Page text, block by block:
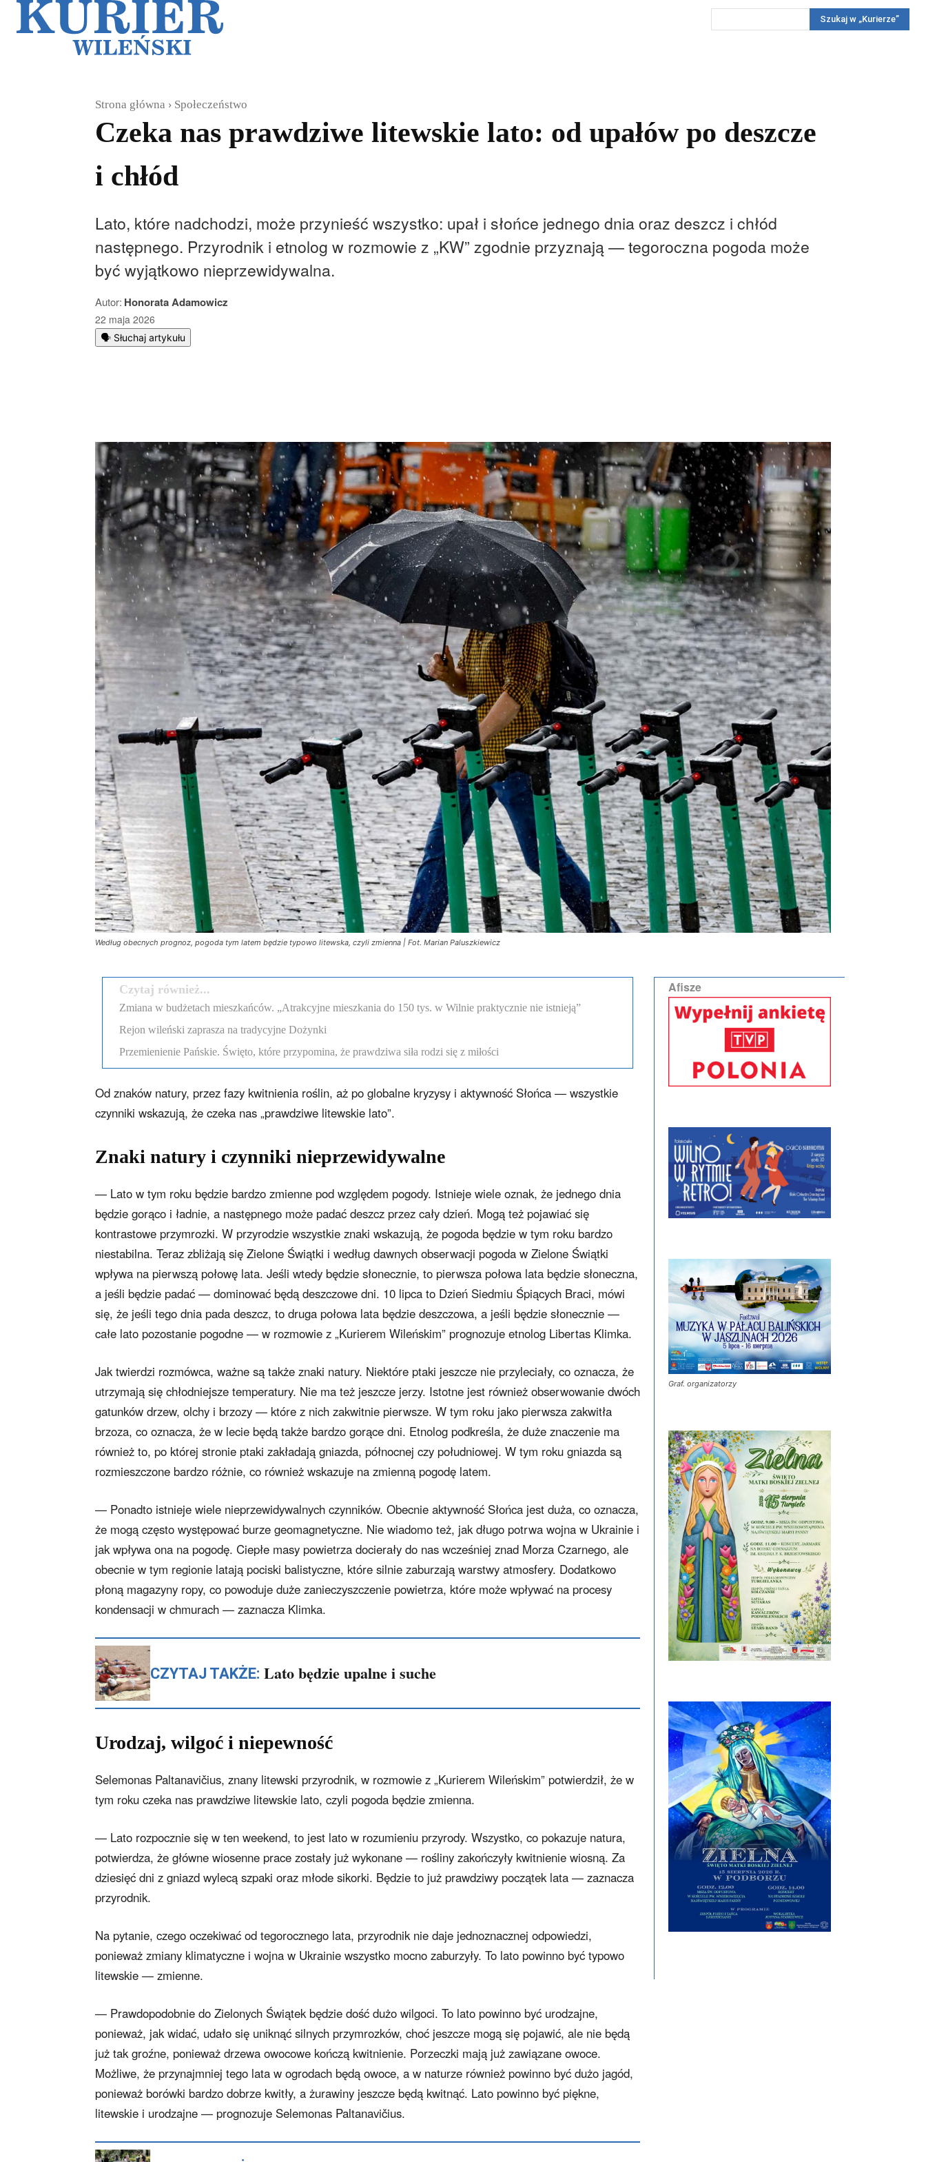
Reportaż KonkursyWięcej
Szukaj w „Kurierze”
Strona główna Społeczeństwo
Czeka nas prawdziwe litewskie lato: od upałów po deszcze
i chłód
Lato, które nadchodzi, może przynieść wszystko: upał i słońce jednego dnia oraz deszcz i chłód
następnego. Przyrodnik i etnolog w rozmowie z „KW” zgodnie przyznają — tegoroczna pogoda może
być wyjątkowo nieprzewidywalna.
Autor: Honorata Adamowicz
22 maja 2026
🗣️ Słuchaj artykułu
Według obecnych prognoz, pogoda tym latem będzie typowo litewska, czyli zmienna | Fot. Marian Paluszkiewicz
Czytaj również...
Zmiana w budżetach mieszkańców. „Atrakcyjne mieszkania do 150 tys. w Wilnie praktycznie nie istnieją”
Rejon wileński zaprasza na tradycyjne Dożynki
Przemienienie Pańskie. Święto, które przypomina, że prawdziwa siła rodzi się z miłości
Od znaków natury, przez fazy kwitnienia roślin, aż po globalne kryzysy i aktywność Słońca — wszystkie
czynniki wskazują, że czeka nas „prawdziwe litewskie lato”.
Znaki natury i czynniki nieprzewidywalne
— Lato w tym roku będzie bardzo zmienne pod względem pogody. Istnieje wiele oznak, że jednego dnia
będzie gorąco i ładnie, a następnego może padać deszcz przez cały dzień. Mogą też pojawiać się
kontrastowe przymrozki. W przyrodzie wszystkie znaki wskazują, że pogoda będzie w tym roku bardzo
niestabilna. Teraz zbliżają się Zielone Świątki i według dawnych obserwacji pogoda w Zielone Świątki
wpływa na pierwszą połowę lata. Jeśli wtedy będzie słonecznie, to pierwsza połowa lata będzie słoneczna,
a jeśli będzie padać — dominować będą deszczowe dni. 10 lipca to Dzień Siedmiu Śpiących Braci, mówi
się, że jeśli tego dnia pada deszcz, to druga połowa lata będzie deszczowa, a jeśli będzie słonecznie —
całe lato pozostanie pogodne — w rozmowie z „Kurierem Wileńskim” prognozuje etnolog Libertas Klimka.
Jak twierdzi rozmówca, ważne są także znaki natury. Niektóre ptaki jeszcze nie przyleciały, co oznacza, że
utrzymają się chłodniejsze temperatury. Nie ma też jeszcze jerzy. Istotne jest również obserwowanie dwóch
gatunków drzew, olchy i brzozy — które z nich zakwitnie pierwsze. W tym roku jako pierwsza zakwitła
brzoza, co oznacza, że w lecie będą także bardzo gorące dni. Etnolog podkreśla, że duże znaczenie ma
również to, po której stronie ptaki zakładają gniazda, północnej czy południowej. W tym roku gniazda są
rozmieszczone bardzo różnie, co również wskazuje na zmienną pogodę latem.
— Ponadto istnieje wiele nieprzewidywalnych czynników. Obecnie aktywność Słońca jest duża, co oznacza,
że mogą często występować burze geomagnetyczne. Nie wiadomo też, jak długo potrwa wojna w Ukrainie i
jak wpływa ona na pogodę. Ciepłe masy powietrza docierały do nas wcześniej znad Morza Czarnego, ale
obecnie w tym regionie latają pociski balistyczne, które silnie zaburzają warstwy atmosfery. Dodatkowo
płoną magazyny ropy, co powoduje duże zanieczyszczenie powietrza, które może wpływać na procesy
kondensacji w chmurach — zaznacza Klimka.
CZYTAJ TAKŻE: Lato będzie upalne i suche
Urodzaj, wilgoć i niepewność
Selemonas Paltanavičius, znany litewski przyrodnik, w rozmowie z „Kurierem Wileńskim” potwierdził, że w
tym roku czeka nas prawdziwe litewskie lato, czyli pogoda będzie zmienna.
— Lato rozpocznie się w ten weekend, to jest lato w rozumieniu przyrody. Wszystko, co pokazuje natura,
potwierdza, że główne wiosenne prace zostały już wykonane — rośliny zakończyły kwitnienie wiosną. Za
dziesięć dni z gniazd wylecą szpaki oraz młode sikorki. Będzie to już prawdziwy początek lata — zaznacza
przyrodnik.
Na pytanie, czego oczekiwać od tegorocznego lata, przyrodnik nie daje jednoznacznej odpowiedzi,
ponieważ zmiany klimatyczne i wojna w Ukrainie wszystko mocno zaburzyły. To lato powinno być typowo
litewskie — zmienne.
— Prawdopodobnie do Zielonych Świątek będzie dość dużo wilgoci. To lato powinno być urodzajne,
ponieważ, jak widać, udało się uniknąć silnych przymrozków, choć jeszcze mogą się pojawić, ale nie będą
już tak groźne, ponieważ drzewa owocowe kończą kwitnienie. Porzeczki mają już zawiązane owoce.
Możliwe, że przynajmniej tego lata w ogrodach będą owoce, a w naturze również powinno być dużo jagód,
ponieważ borówki bardzo dobrze kwitły, a żurawiny jeszcze będą kwitnąć. Lato powinno być piękne,
litewskie i urodzajne — prognozuje Selemonas Paltanavičius.
Afisze
Graf. organizatorzy